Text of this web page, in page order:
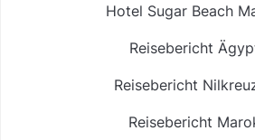
Hotel Sugar Beach
Reisebericht
Reisebericht
Reisebericht